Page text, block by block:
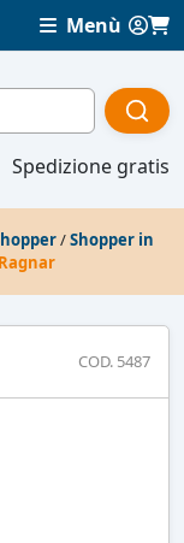
Menù
Spedizione gratis
/Shopper in
COD. 5487